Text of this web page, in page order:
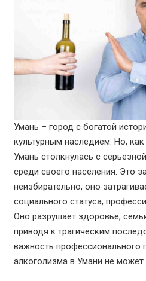
Умань – город с богатой
культурным наследием. Но,
Умань столкнулась с
среди своего населения. Это
неизбирательно, оно
социального статуса,
Оно разрушает здоровье,
приводя к трагическим
важность профессионального
алкоголизма в Умани не